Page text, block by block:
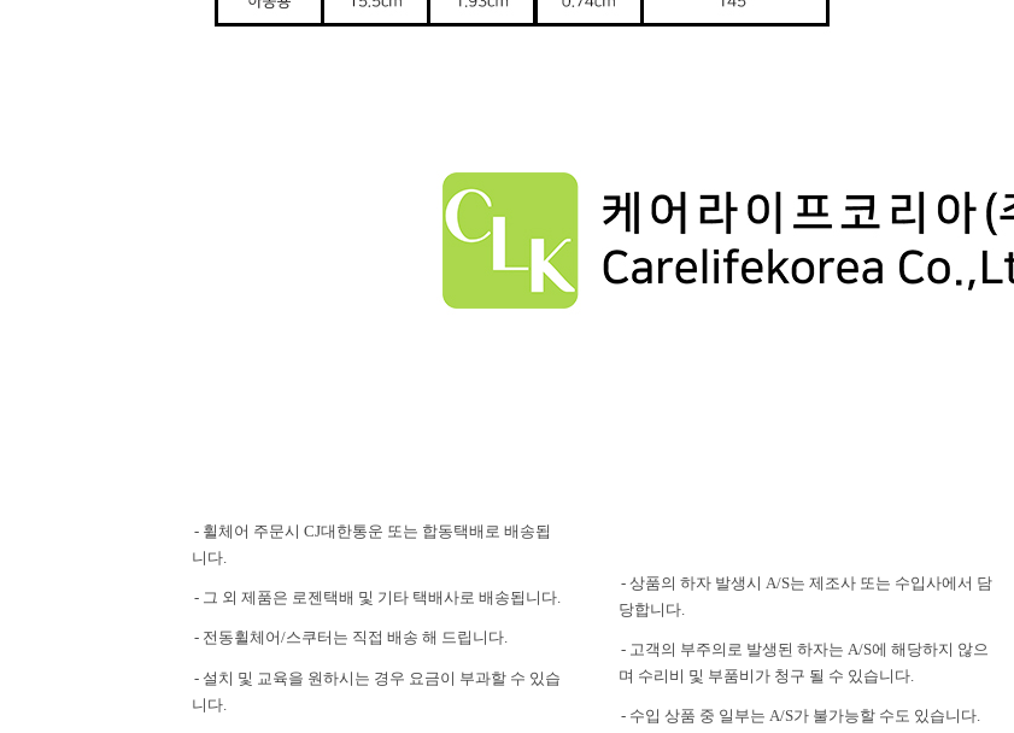
- 휠체어 주문시 CJ대한통운 또는 합동택배로 배송됩
니다.
- 그 외 제품은 로젠택배 및 기타 택배사로 배송됩니다.
- 전동휠체어/스쿠터는 직접 배송 해 드립니다.
- 설치 및 교육을 원하시는 경우 요금이 부과할 수 있습
니다.
- 상품의 하자 발생시 A/S는 제조사 또는 수입사에서 담
당합니다.
- 고객의 부주의로 발생된 하자는 A/S에 해당하지 않으
며 수리비 및 부품비가 청구 될 수 있습니다.
- 수입 상품 중 일부는 A/S가 불가능할 수도 있습니다.